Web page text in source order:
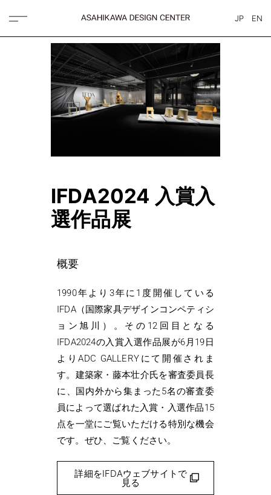
JP EN
IFDA2024 入賞入
選作品展
概要
1990年より3年に1度開催している
IFDA（国際家具デザインコンペティシ
ョン旭川）。その12回目となる
IFDA2024の入賞入選作品展が6月19日
よりADC GALLERYにて開催されま
す。建築家・藤本壮介氏を審査委員長
に、国内外から集まった5名の審査委
員によって選ばれた入賞・入選作品15
点を一堂にご覧いただける特別な機会
です。ぜひ、ご覧ください。
詳細をIFDAウェブサイトで
見る